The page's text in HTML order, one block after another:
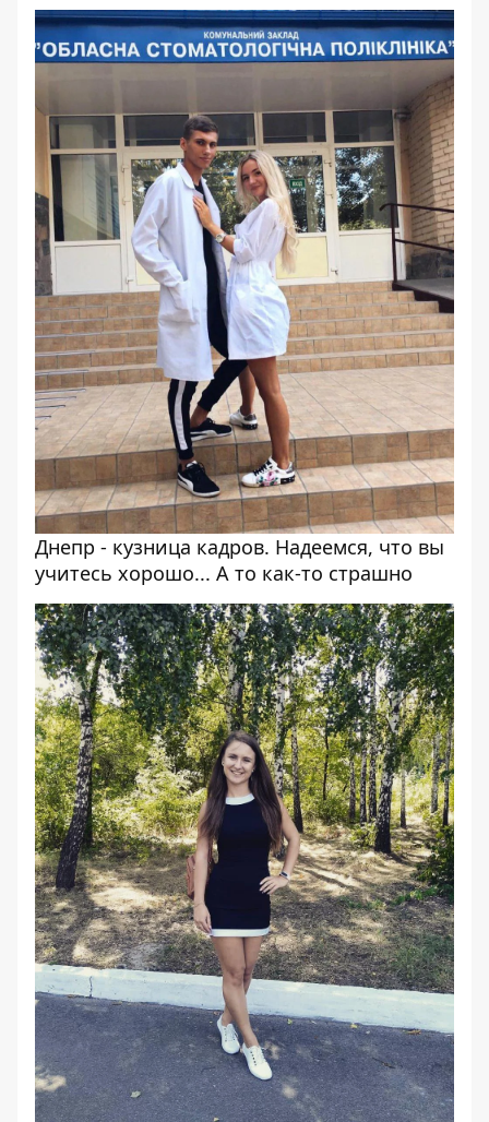
Днепр - кузница кадров. Надеемся, что вы
учитесь хорошо... А то как-то страшно